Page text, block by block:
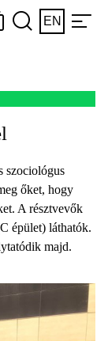
EN
szociológus
őket, hogy
A résztvevők
épület) láthatók.
majd.